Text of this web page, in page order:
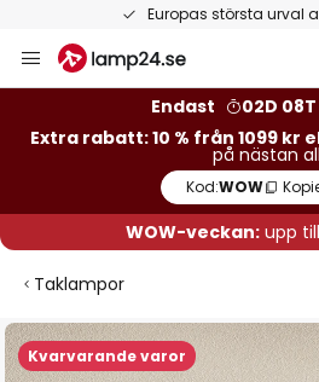
Europas största urval
Hoppa
till
Endast
02D 08T
Extra rabatt: 10 % från 1099 kr
på nästan
Kod:WOW
WOW-veckan:upp
Taklampor
Kvarvarande varor
Hoppa
till